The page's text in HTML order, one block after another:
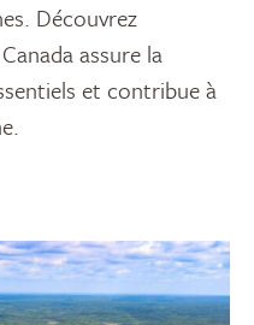
Découvrez
assure la
et contribue à